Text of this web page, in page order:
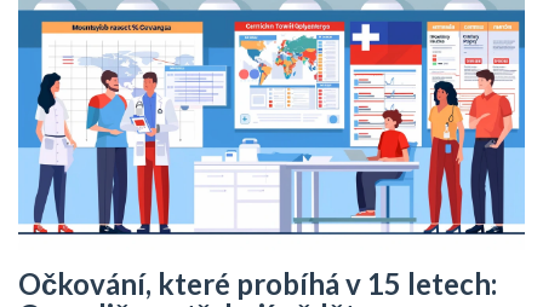
Očkování, které probíhá v 15 letech: